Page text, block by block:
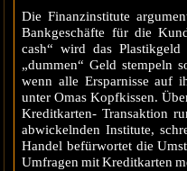
Die Finanzinstitute
Bankgeschäfte für die
cash“ wird das
„dummen“ Geld stempeln
wenn alle Ersparnisse auf
unter Omas Kopfkissen.
Kreditkarten- Transaktion
abwickelnden Institute,
Handel befürwortet die
Umfragen mit Kreditkarten